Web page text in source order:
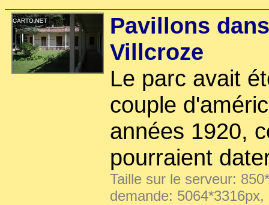
Pavillons
Villcroze
Le parc avait
couple
années 1920,
pourraient
Taille sur le serveur:
demande: